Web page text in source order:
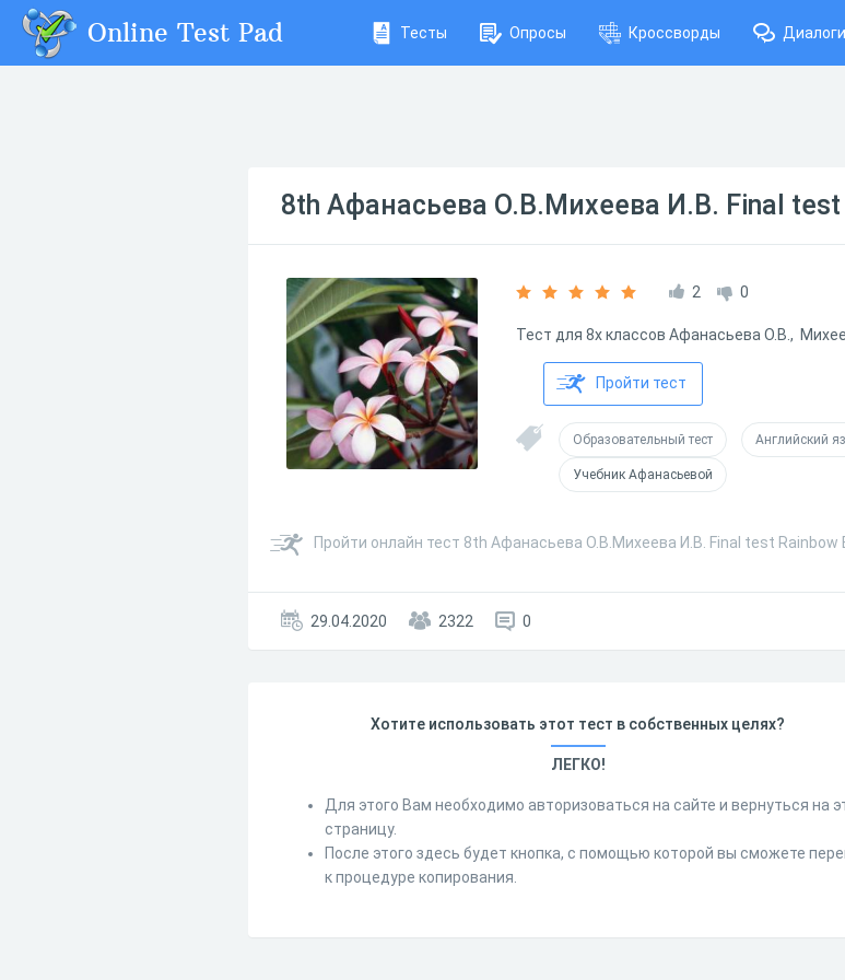
Online Test Pad Тесты Опросы Кроссворды Диалоги
8th Афанасьева О.В.Михеева И.В. Final test
2 0
Тест для 8х классов Афанасьева О.В.,
Пройти тест
Образовательный тест Английский
Учебник Афанасьевой
Пройти онлайн тест 8th Афанасьева О.В.Михеева И.В. Final test
29.04.2020 2322 0
Хотите использовать этот тест в собственных целях?
ЛЕГКО!
Для этого Вам необходимо авторизоваться на сайте и вернуться на
страницу.
После этого здесь будет кнопка, с помощью которой вы сможете
к процедуре копирования.